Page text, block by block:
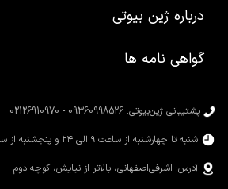
خرید شوینده صورت
خرید رژ لب
درباره ژین بیوتی
تماس با ما
محصولات سیمپل
گواهی نامه ها
پشتیبانی ژین‌بیوتی: 09360998526 - 02126910970
شنبه تا چهارشنبه از ساعت ۹ الی ۲۴ و پنجشنبه از ساعت ۹ الی ۲۲
آدرس: اشرفی‌اصفهانی، بالاتر از نیایش، کوچه دوم